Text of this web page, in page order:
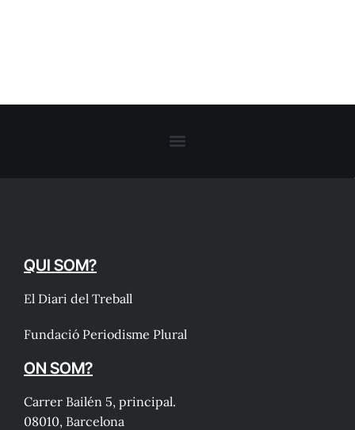
QUI SOM?
El Diari del Treball
Fundació Periodisme Plural
ON SOM?
Carrer Bailén 5, principal.
08010, Barcelona